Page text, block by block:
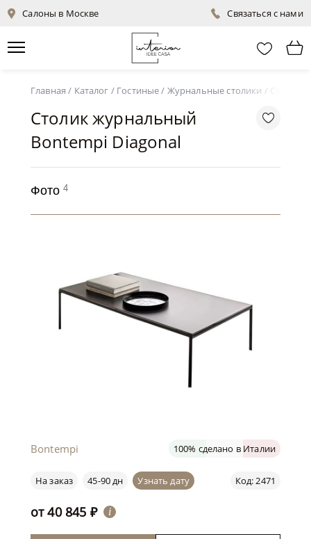
Салоны в Москве Связаться с нами
Главная / Каталог / Гостиные/ Журнальные столики /
Столик журнальный
Bontempi Diagonal
Фото 4
Bontempi 100% сделано в Италии
Код: 2471
На заказ 45-90 дн Узнать дату
от40 845 ₽ i